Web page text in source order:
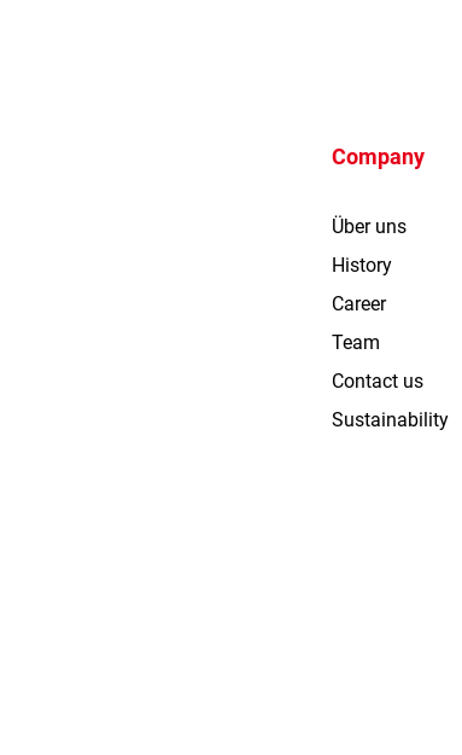
Company
Über uns
History
Career
Team
Contact us
Sustainability